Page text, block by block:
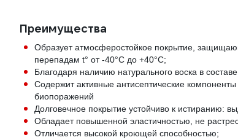
Преимущества
Образует атмосферостойкое покрытие,
перепадам t° от -40°С до +40°С;
Благодаря наличию натурального воска в
Содержит активные антисептические
биопоражений
Долговечное покрытие устойчиво к истиранию:
Обладает повышенной эластичностью, не
Отличается высокой кроющей способностью;